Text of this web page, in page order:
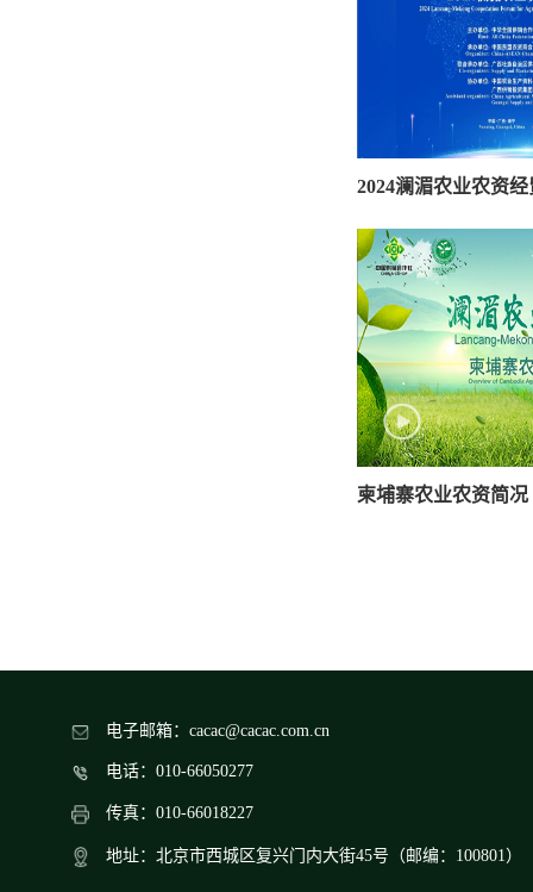
2024澜湄农业农资
柬埔寨农业农资简况
电子邮箱：cacac@cacac.com.cn
电话：010-66050277
传真：010-66018227
地址：北京市西城区复兴门内大街45号（邮编：100801）